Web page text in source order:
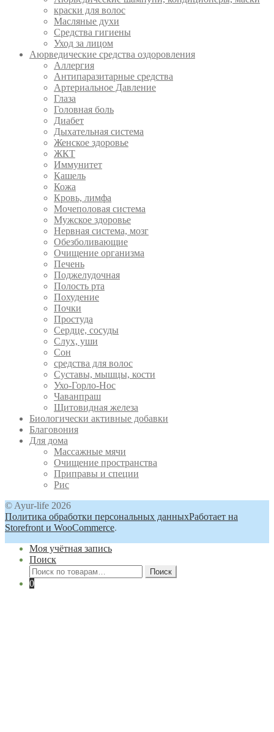
краски для волос
Масляные духи
Средства гигиены
Уход за лицом
Аюрведические средства оздоровления
Аллергия
Антипаразитарные средства
Артериальное Давление
Глаза
Головная боль
Диабет
Дыхательная система
Женское здоровье
ЖКТ
Иммунитет
Кашель
Кожа
Кровь, лимфа
Мочеполовая система
Мужское здоровье
Нервная система, мозг
Обезболивающие
Очищение организма
Печень
Поджелудочная
Полость рта
Похудение
Почки
Простуда
Сердце, сосуды
Слух, уши
Сон
средства для волос
Суставы, мышцы, кости
Ухо-Горло-Нос
Чаванпраш
Щитовидная железа
Биологически активные добавки
Благовония
Для дома
Массажные мячи
Очищение пространства
Приправы и специи
Рис
© Ayur-life 2026
Политика обработки персональных данныхРаботает на
Storefront и WooCommerce.
Моя учётная запись
Поиск
Искать:
Поиск
0